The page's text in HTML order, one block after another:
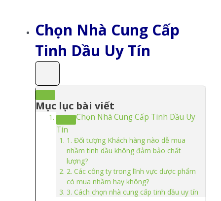
Chọn Nhà Cung Cấp
Tinh Dầu Uy Tín
Mục lục bài viết
Chọn Nhà Cung Cấp Tinh Dầu Uy
Tín
1. Đối tượng Khách hàng nào dễ mua
nhầm tinh dầu không đảm bảo chất
lượng?
2. Các công ty trong lĩnh vực dược phẩm
có mua nhầm hay không?
3. Cách chọn nhà cung cấp tinh dầu uy tín